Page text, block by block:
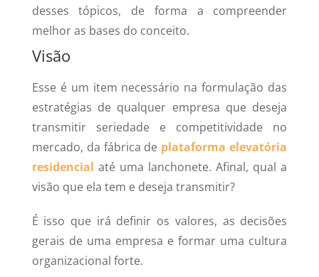
desses tópicos, de forma a compreender
melhor as bases do conceito.
Visão
Esse é um item necessário na formulação das
estratégias de qualquer empresa que deseja
transmitir seriedade e competitividade no
mercado, da fábrica de plataforma elevatória
residencial até uma lanchonete. Afinal, qual a
visão que ela tem e deseja transmitir?
É isso que irá definir os valores, as decisões
gerais de uma empresa e formar uma cultura
organizacional forte.